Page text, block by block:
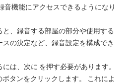
音機能にアクセスできるようになり
、録音する部屋の部分や使用する
スの決定など、録音設定を構成でき
は、次に を押す必要があります。
ボタンをクリックします。 これによ